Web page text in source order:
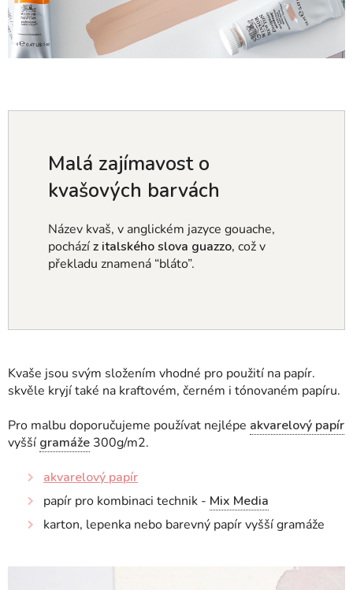
Malá zajímavost o
kvašových barvách
Název kvaš, v anglickém jazyce gouache,
pocházíz italského slova guazzo, což v
překladu znamená “bláto”.
Kvaše jsou svým složením vhodné pro použití na papír.
skvěle kryjí také na kraftovém, černém i tónovaném papíru.
Pro malbu doporučujeme používat nejlépe akvarelový papír
vyšší gramáže 300g/m2.
akvarelový papír
papír pro kombinaci technik - Mix Media
karton, lepenka nebo barevný papír vyšší gramáže